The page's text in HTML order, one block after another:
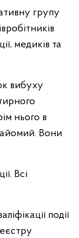
групу
медиків та
вибуху
нього в
Вони
Всі
події